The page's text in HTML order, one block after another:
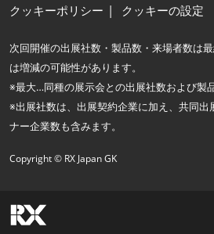
クッキーポリシー
クッキーの設定
次回開催の出展社数・製品数・来場者数は
は増減の可能性があります。
※最大…同種の展示会との出展社数および製
※出展社数は、出展契約企業に加え、共同出
ナー企業数も含みます。
Copyright © RX Japan GK